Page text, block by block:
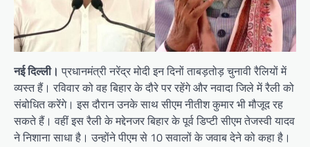
नई दिल्ली। प्रधानमंत्री नरेंद्र मोदी इन दिनों ताबड़तोड़ चुनावी रैलियों में
व्यस्त हैं। रविवार को वह बिहार के दौरे पर रहेंगे और नवादा जिले में रैली को
संबोधित करेंगे। इस दौरान उनके साथ सीएम नीतीश कुमार भी मौजूद रह
सकते हैं। वहीं इस रैली के मद्देनजर बिहार के पूर्व डिप्टी सीएम तेजस्वी यादव
ने निशाना साधा है। उन्होंने पीएम से 10 सवालों के जवाब देने को कहा है।